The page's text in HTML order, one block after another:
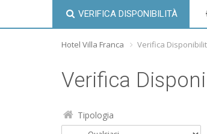
VERIFICA DISPONIBILITÀ
Hotel Villa Franca Verifica
Verifica
Tipologia